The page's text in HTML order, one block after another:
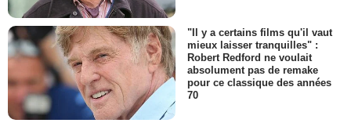
"Il y a certains films qu'il vaut
mieux laisser tranquilles" :
Robert Redford ne voulait
absolument pas de remake
pour ce classique des années
70